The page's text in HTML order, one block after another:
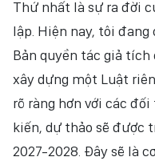
Thứ nhất là sự ra đời
lập. Hiện nay, tôi
Bản quyền tác giả
xây dựng một Luật
rõ ràng hơn với các
kiến, dự thảo sẽ được
2027-2028. Đây sẽ là